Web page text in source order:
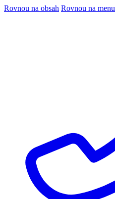
Rovnou na obsah Rovnou na menu